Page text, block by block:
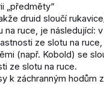
„předměty“
druid sloučí
ruce, je následující:
ze slotu na
(např. Kobold) se
ze slotu na ruce.
k záchranným hodům